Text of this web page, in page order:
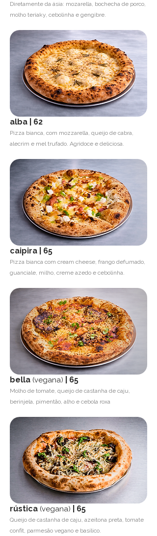
Diretamente da ásia: mozarella, bochecha de porco,
molho teriaky, cebolinha e gengibre.
alba | 62
Pizza bianca, com mozzarella, queijo de cabra,
alecrim e mel trufado. Agridoce e deliciosa.
caipira | 65
Pizza bianca com cream cheese, frango defumado,
guanciale, milho, creme azedo e cebolinha.
bella (vegana) | 65
Molho de tomate, queijo de castanha de caju,
berinjela, pimentão, alho e cebola roxa
rústica (vegana) | 65
Queijo de castanha de caju, azeitona preta, tomate
confit, parmesão vegano e basílico.